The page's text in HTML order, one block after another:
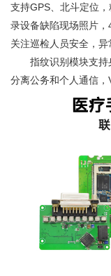
支持GPS、北斗定位
录设备缺陷现场照片
关注巡检人员安全，异
指纹识别模块支持
分离公务和个人通信，